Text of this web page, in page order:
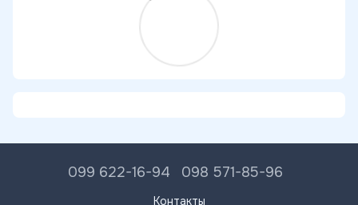
099 622-16-94 098 571-85-96
Контакты